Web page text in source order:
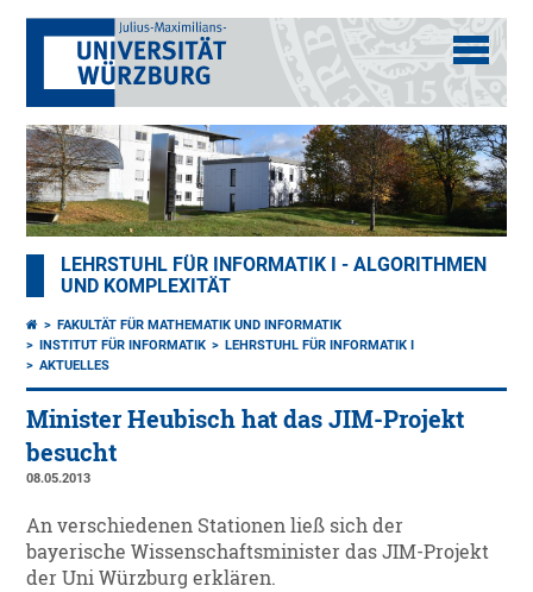
LEHRSTUHL FÜR INFORMATIK I - ALGORITHMEN
UND KOMPLEXITÄT
FAKULTÄT FÜR MATHEMATIK UND INFORMATIK
INSTITUT FÜR INFORMATIK
LEHRSTUHL FÜR INFORMATIK I
AKTUELLES
Minister Heubisch hat das JIM-Projekt
besucht
08.05.2013
An verschiedenen Stationen ließ sich der
bayerische Wissenschaftsminister das JIM-Projekt
der Uni Würzburg erklären.